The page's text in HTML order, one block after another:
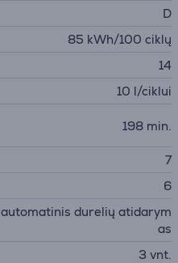
D
85 kWh/100 ciklų
14
10 l/ciklui
198 min.
7
6
automatinis durelių atidarym
as
3 vnt.